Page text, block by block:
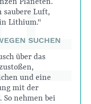
Planeten.
saubere Luft,
Lithium."
SUCHEN
über das
und eine
mit der
So nehmen bei